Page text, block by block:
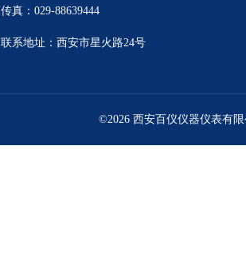
传真：029-88639444
联系地址：西安市星火路24号
©2026 西安百仪仪器仪表有